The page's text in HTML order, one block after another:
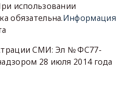
использовании
обязательна.Информация
СМИ: Эл № ФС77-
28 июля 2014 года